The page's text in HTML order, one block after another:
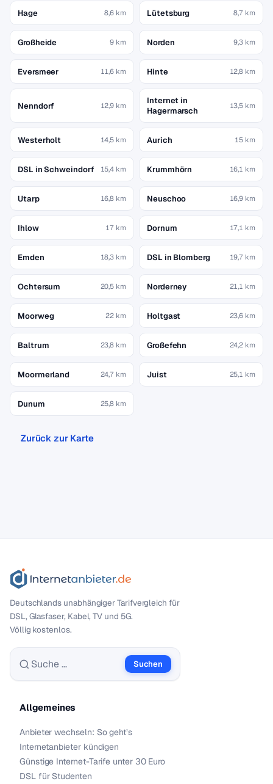
Hage 8,6 km Lütetsburg 8,7 km
Großheide 9 km Norden 9,3 km
Eversmeer 11,6 km Hinte 12,8 km
Nenndorf 12,9 km
Internet in
Hagermarsch
13,5 km
Westerholt 14,5 km Aurich 15 km
DSL in Schweindorf 15,4 km Krummhörn 16,1 km
Utarp 16,8 km Neuschoo 16,9 km
Ihlow 17 km Dornum 17,1 km
Emden 18,3 km DSL in Blomberg 19,7 km
Ochtersum 20,5 km Norderney 21,1 km
Moorweg 22 km Holtgast 23,6 km
Baltrum 23,8 km Großefehn 24,2 km
Moormerland 24,7 km Juist 25,1 km
Dunum 25,8 km
Zurück zur Karte
Deutschlands unabhängiger Tarif­vergleich für
DSL, Glasfaser, Kabel, TV und 5G.
Völlig kostenlos.
Suche nach:
Suchen
Allgemeines
Anbieter wechseln: So geht’s
Internetanbieter kündigen
Günstige Internet-Tarife unter 30 Euro
DSL für Studenten